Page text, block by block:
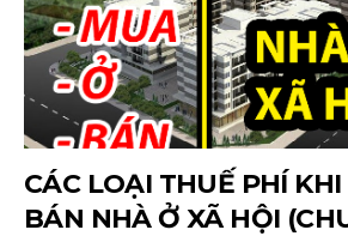
CÁC LOẠI THUẾ PHÍ
BÁN NHÀ Ở XÃ HỘI